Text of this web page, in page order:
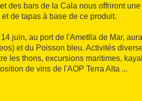
des bars de la Cala nous offriront
de tapas à base de ce produit.
juin, au port de l'Ametlla de Mar,
et du Poisson bleu. Activités
les thons, excursions maritimes,
de vins de l'AOP Terra Alta ...